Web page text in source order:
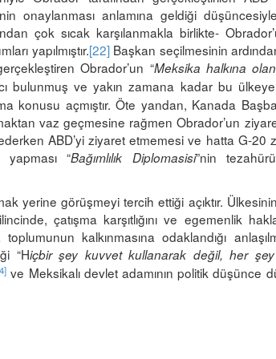
onaylanması anlamına geldiği
çok sıcak karşılanmakla birlikte-
yapılmıştır.[22]Başkan seçilmesinin
Obrador’un “Meksika halkına
bulunmuş ve yakın zamana kadar bu
açmıştır. Öte yandan, Kanada
vaz geçmesine rağmen Obrador’un
ABD’yi ziyaret etmemesi ve hatta G-20
yapması “Bağımlılık Diplomasisi”nin
yerine görüşmeyi tercih ettiği açıktır.
çatışma karşıtlığını ve egemenlik
kalkınmasına odaklandığı
“Hiçbir şey kuvvet kullanarak değil, her
ve Meksikalı devlet adamının politik düşünce